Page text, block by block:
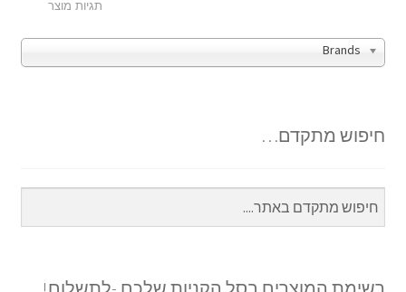
Brands
חיפוש מתקדם…